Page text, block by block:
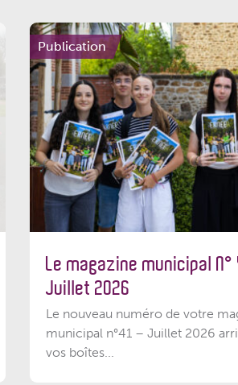
Publication
Le magazine municipal N°
Juillet 2026
Le nouveau numéro de votre
municipal n°41 – Juillet 2026
vos boîtes...